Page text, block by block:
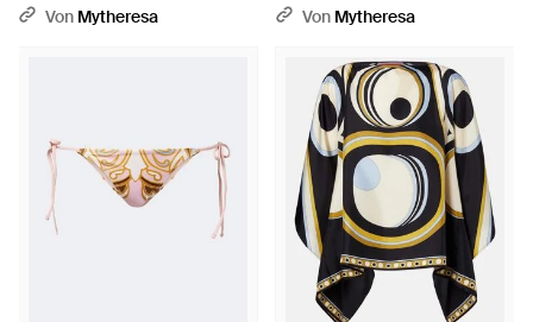
- Blau
Von Mytheresa
Einem Baumwollgemisch -
Von Mytheresa